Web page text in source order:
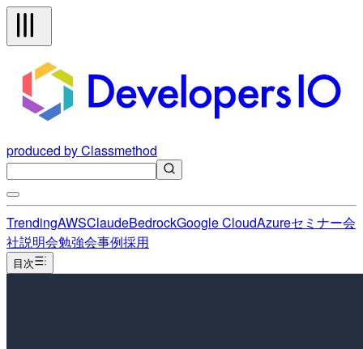
produced by Classmethod
TrendingAWSClaudeBedrockGoogle CloudAzureセミナー会
社説明会勉強会事例採用
目次